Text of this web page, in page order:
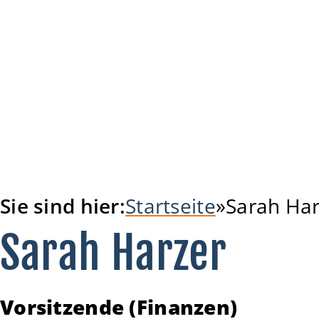
Sie sind hier:Startseite Sarah
Sarah Harzer
Vorsitzende (Finanzen)